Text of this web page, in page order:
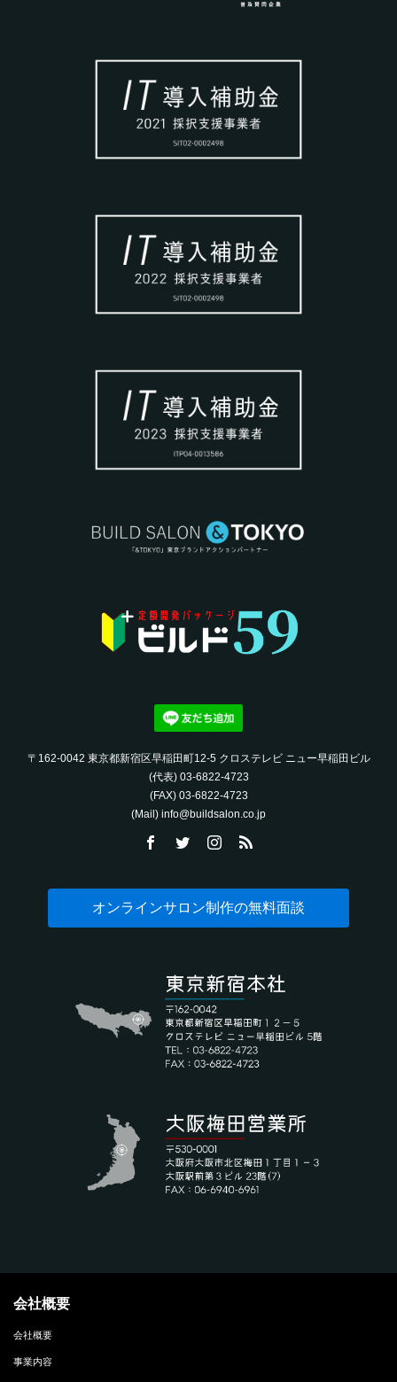
〒162-0042 東京都新宿区早稲田町12-5 クロステレビ ニュー早稲田ビル
(代表) 03-6822-4723‬
(FAX) 03-6822-4723‬
(Mail) info@buildsalon.co.jp
オンラインサロン制作の無料面談
会社概要
会社概要
事業内容